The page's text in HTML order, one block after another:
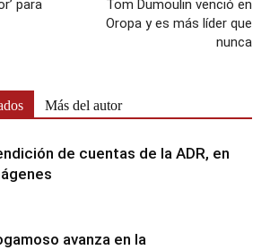
para
Tom Dumoulin venció en
Oropa y es más líder que
nunca
Más del autor
de cuentas de la ADR, en
avanza en la